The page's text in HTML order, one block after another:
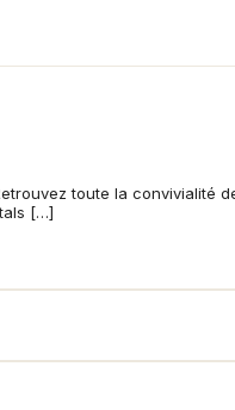
toute la convivialité
[…]